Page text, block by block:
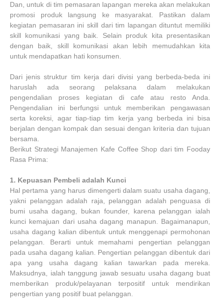
Dan, untuk di tim pemasaran lapangan mereka akan melakukan
promosi produk langsung ke masyarakat. Pastikan dalam
kegiatan pemasaran ini skill dari tim lapangan dituntut memiliki
skill komunikasi yang baik. Selain produk kita presentasikan
dengan baik, skill komunikasi akan lebih memudahkan kita
untuk mendapatkan hati konsumen.
Dari jenis struktur tim kerja dari divisi yang berbeda-beda ini
haruslah ada seorang pelaksana dalam melakukan
pengendalian proses kegiatan di cafe atau resto Anda.
Pengendalian ini berfungsi untuk memberikan pengawasan
serta koreksi, agar tiap-tiap tim kerja yang berbeda ini bisa
berjalan dengan kompak dan sesuai dengan kriteria dan tujuan
bersama.
Berikut Strategi Manajemen Kafe Coffee Shop dari tim Fooday
Rasa Prima:
1. Kepuasan Pembeli adalah Kunci
Hal pertama yang harus dimengerti dalam suatu usaha dagang,
yakni pelanggan adalah raja, pelanggan adalah penguasa di
bumi usaha dagang, bukan founder, karena pelanggan ialah
kunci kemajuan dari usaha dagang manapun. Bagaimanapun,
usaha dagang kalian dibentuk untuk menggenapi permohonan
pelanggan. Berarti untuk memahami pengertian pelanggan
pada usaha dagang kalian. Pengertian pelanggan dibentuk dari
apa yang usaha dagang kalian tawarkan pada mereka.
Maksudnya, ialah tanggung jawab sesuatu usaha dagang buat
memberikan produk/pelayanan terpositif untuk mendirikan
pengertian yang positif buat pelanggan.